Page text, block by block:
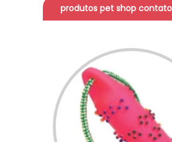
produtos pet shop contato